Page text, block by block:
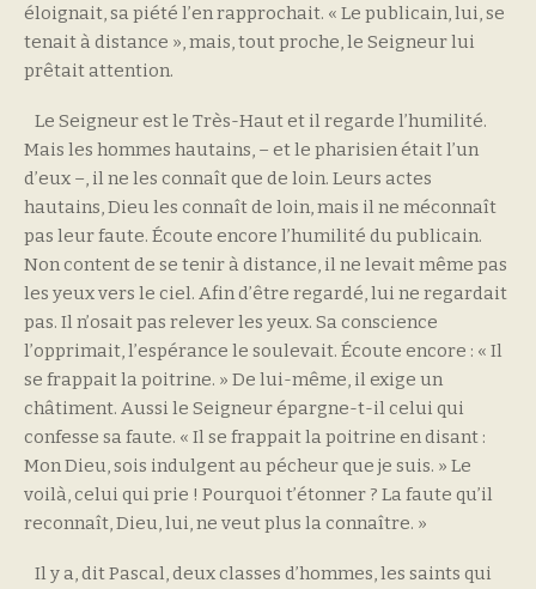
éloignait, sa piété l’en rapprochait. « Le publicain, lui, se
tenait à distance », mais, tout proche, le Seigneur lui
prêtait attention.
Le Seigneur est le Très-Haut et il regarde l’humilité.
Mais les hommes hautains, – et le pharisien était l’un
d’eux –, il ne les connaît que de loin. Leurs actes
hautains, Dieu les connaît de loin, mais il ne méconnaît
pas leur faute. Écoute encore l’humilité du publicain.
Non content de se tenir à distance, il ne levait même pas
les yeux vers le ciel. Afin d’être regardé, lui ne regardait
pas. Il n’osait pas relever les yeux. Sa conscience
l’opprimait, l’espérance le soulevait. Écoute encore : « Il
se frappait la poitrine. » De lui-même, il exige un
châtiment. Aussi le Seigneur épargne-t-il celui qui
confesse sa faute. « Il se frappait la poitrine en disant :
Mon Dieu, sois indulgent au pécheur que je suis. » Le
voilà, celui qui prie ! Pourquoi t’étonner ? La faute qu’il
reconnaît, Dieu, lui, ne veut plus la connaître. »
Il y a, dit Pascal, deux classes d’hommes, les saints qui